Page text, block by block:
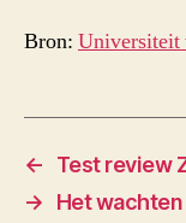
Bron: Universiteit
←
Test review
→
Het wachten